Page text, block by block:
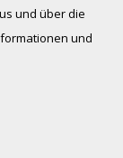
und über die
und